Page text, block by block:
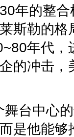
年的整
斯勒的
年代
的冲击
舞台中心
是他能